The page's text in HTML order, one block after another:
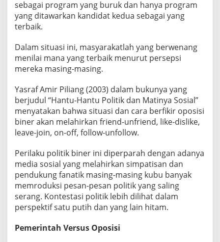
sebagai program yang buruk dan hanya program
yang ditawarkan kandidat kedua sebagai yang
terbaik.
Dalam situasi ini, masyarakatlah yang berwenang
menilai mana yang terbaik menurut persepsi
mereka masing-masing.
Yasraf Amir Piliang (2003) dalam bukunya yang
berjudul “Hantu-Hantu Politik dan Matinya Sosial”
menyatakan bahwa situasi dan cara berfikir oposisi
biner akan melahirkan friend-unfriend, like-dislike,
leave-join, on-off, follow-unfollow.
Perilaku politik biner ini diperparah dengan adanya
media sosial yang melahirkan simpatisan dan
pendukung fanatik masing-masing kubu banyak
memroduksi pesan-pesan politik yang saling
serang. Kontestasi politik lebih dilihat dalam
perspektif satu putih dan yang lain hitam.
Pemerintah Versus Oposisi